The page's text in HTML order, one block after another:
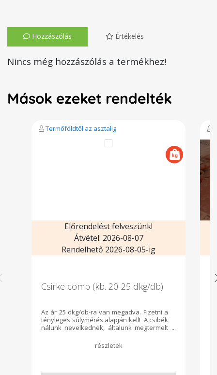
Hozzászólás Értékelés
Nincs még hozzászólás a termékhez!
Mások ezeket rendelték
Termőföldtől az asztalig
Előrendelést felveszünk!
Átvétel: 2026-08-07
Rendelhető 2026-08-05-ig
Csirke comb (kb. 20-25 dkg/db)
Az ár 25 dkg/db-ra van megadva. Fizetni a
tényleges súlymérés alapján kell! A csibék
nálunk nevelkednek, általunk megtermelt
bontjuk és értékesítjük. Jó szívvel ajánljuk